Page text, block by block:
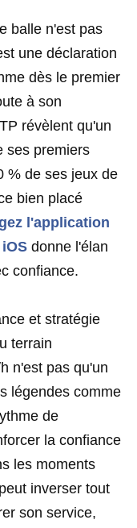
balle n'est pas
une déclaration
dès le premier
à son
révèlent qu'un
ses premiers
% de ses jeux de
bien placé
l'application
donne l'élan
confiance.
et stratégie
terrain
n'est pas qu'un
légendes comme
de
la confiance
les moments
inverser tout
son service,